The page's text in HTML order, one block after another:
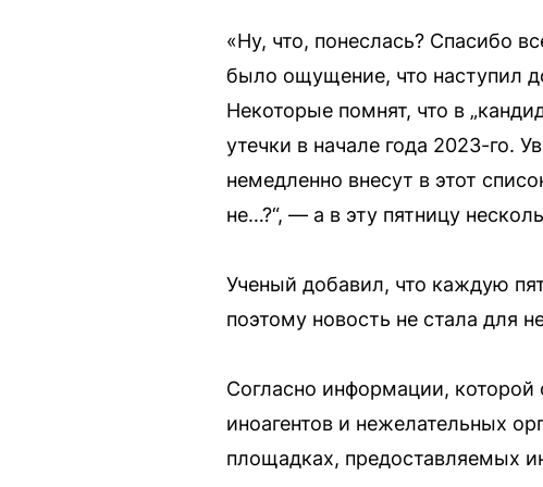
«Ну, что, понеслась? Спасибо
было ощущение, что наступил
Некоторые помнят, что в
утечки в начале года 2023-го.
немедленно внесут в этот
не…?“, — а в эту пятницу
Ученый добавил, что каждую
поэтому новость не стала для
Согласно информации, которой
иноагентов и нежелательных
площадках, предоставляемых